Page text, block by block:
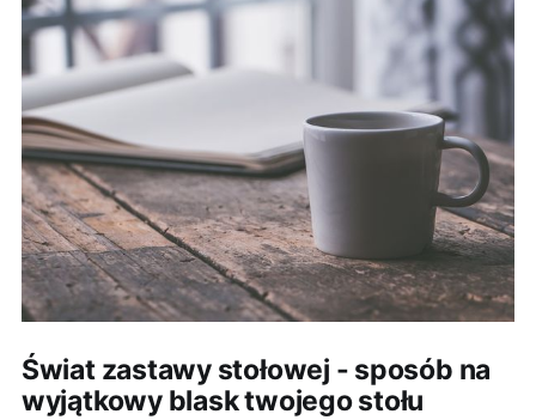
Świat zastawy stołowej - sposób na
wyjątkowy blask twojego stołu